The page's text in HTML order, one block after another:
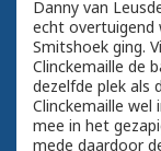
Danny van
echt overtuigend
Smitshoek ging.
Clinckemaille de
dezelfde plek als
Clinckemaille
mee in het
mede daardoor